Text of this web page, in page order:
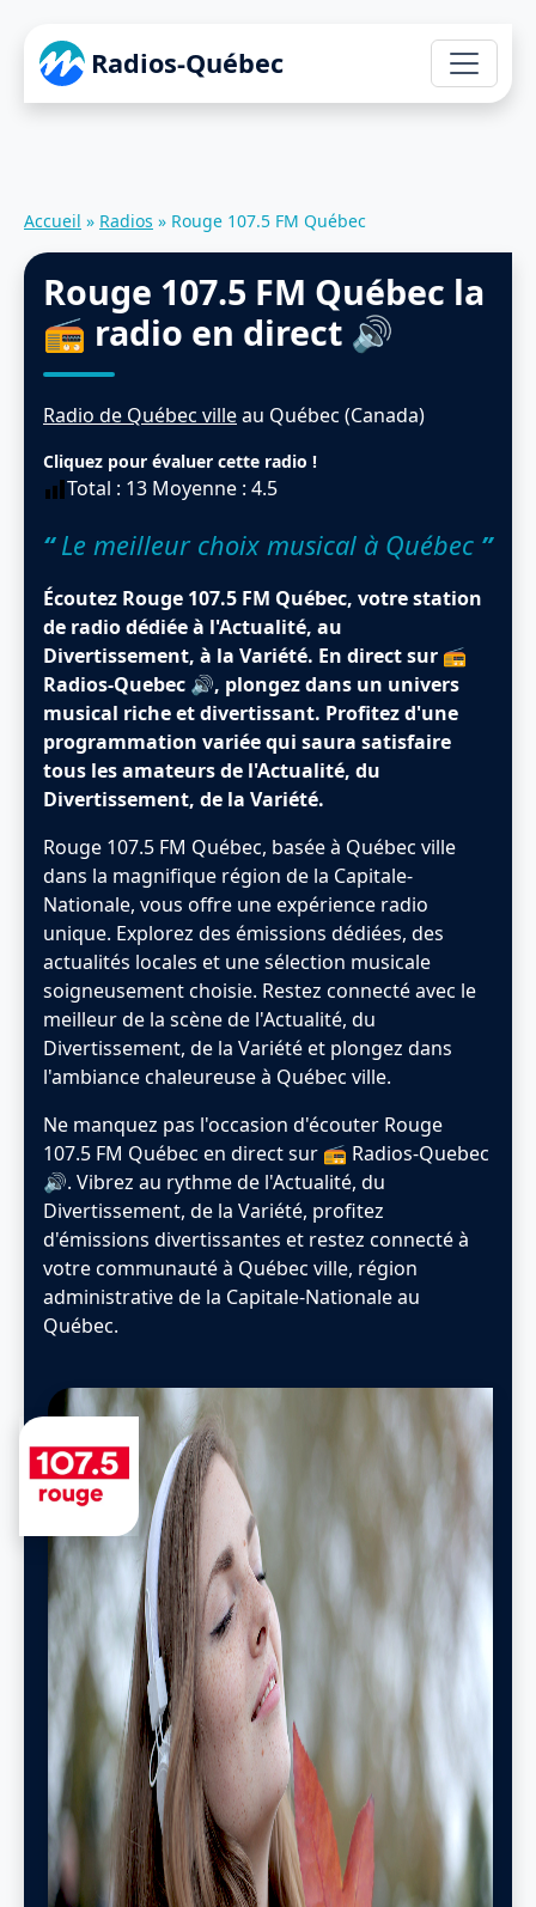
Radios-Québec
Accueil » Radios » Rouge 107.5 FM Québec
Rouge 107.5 FM Québec la
📻 radio en direct 🔊
Radio de Québec villeau Québec (Canada)
Cliquez pour évaluer cette radio !
Total : 13 Moyenne : 4.5
“Le meilleur choix musical à Québec ”
Écoutez Rouge 107.5 FM Québec, votre station
de radio dédiée à l'Actualité, au
Divertissement, à la Variété. En direct sur 📻
Radios-Quebec 🔊, plongez dans un univers
musical riche et divertissant. Profitez d'une
programmation variée qui saura satisfaire
tous les amateurs de l'Actualité, du
Divertissement, de la Variété.
Rouge 107.5 FM Québec, basée à Québec ville
dans la magnifique région de la Capitale-
Nationale, vous offre une expérience radio
unique. Explorez des émissions dédiées, des
actualités locales et une sélection musicale
soigneusement choisie. Restez connecté avec le
meilleur de la scène de l'Actualité, du
Divertissement, de la Variété et plongez dans
l'ambiance chaleureuse à Québec ville.
Ne manquez pas l'occasion d'écouter Rouge
107.5 FM Québec en direct sur 📻 Radios-Quebec
🔊. Vibrez au rythme de l'Actualité, du
Divertissement, de la Variété, profitez
d'émissions divertissantes et restez connecté à
votre communauté à Québec ville, région
administrative de la Capitale-Nationale au
Québec.